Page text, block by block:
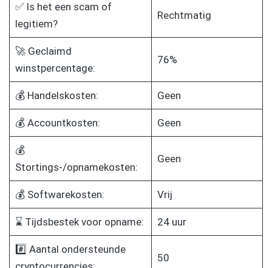
✅ Is het een scam of
legitiem?
Rechtmatig
🚀 Geclaimd
winstpercentage:
76%
💰 Handelskosten: Geen
💰 Accountkosten: Geen
💰
Stortings-/opnamekosten:
Geen
💰 Softwarekosten: Vrij
⌛ Tijdsbestek voor opname: 24 uur
#️⃣ Aantal ondersteunde
50